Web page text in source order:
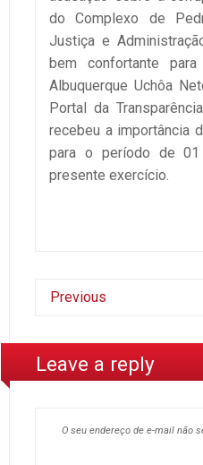
do Complexo de
Justiça e
bem confortante
Albuquerque Uchôa
Portal da
recebeu a importância
para o período de
presente exercício.
Previous
Leave a reply
O seu endereço de e-mail não